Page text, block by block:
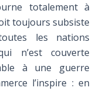
totalement à
toujours subsiste
les nations
n’est couverte
à une guerre
l’inspire : en